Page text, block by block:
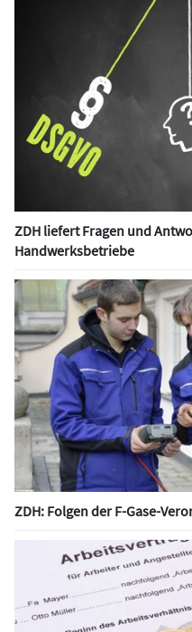
ZDH liefert Fragen und
Handwerksbetriebe
ZDH: Folgen der F-Gase-